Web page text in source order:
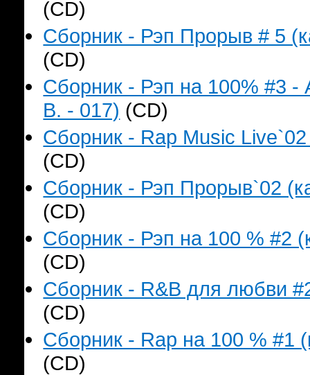
(CD)
Сборник - Рэп Прорыв # 5
(CD)
Сборник - Рэп на 100% #3
B. - 017) (CD)
Сборник - Rap Music
(CD)
Сборник - Рэп Прорыв`02
(CD)
Сборник - Рэп на 100 % #2
(CD)
Сборник - R&B для любви
(CD)
Сборник - Rap на 100 % #1
(CD)